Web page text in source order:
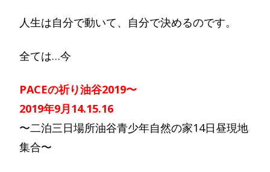
人生は自分で動いて、自分で決めるのです。
全ては…今
PACEの祈り油谷2019〜
2019年9月14.15.16
〜二泊三日場所油谷青少年自然の家14日昼現地
集合〜